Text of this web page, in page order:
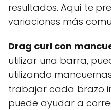
resultados. Aquí te
variaciones más
Drag curl con
utilizar una barra,
utilizando
trabajar cada brazo
puede ayudar a